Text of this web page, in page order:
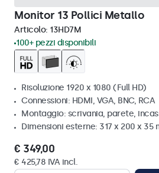
Monitor 13 Pollici Metallo
Articolo: 13HD7M
100+ pezzi disponibili
Risoluzione 1920 x 1080 (Full HD)
Connessioni: HDMI, VGA, BNC, RCA
Montaggio: scrivania, parete,
Dimensioni esterne: 317 x 200 x 35
€ 349,00
€ 425,78 IVA incl.